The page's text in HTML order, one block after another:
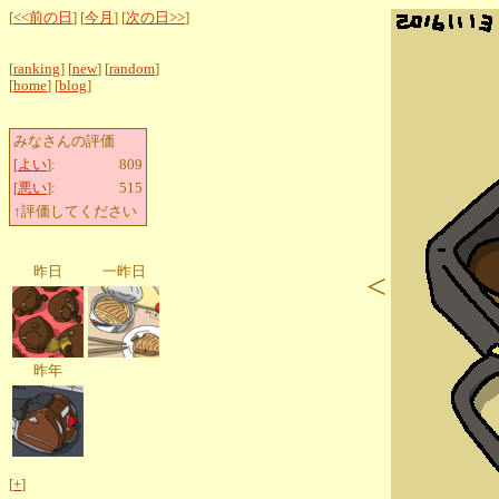
[<<前の日 ] [今月 ] [次の日>>]
[ranking] [new] [random]
[home] [blog]
みなさんの評価
[よい]:
809
[悪い]:
515
↑評価してください
昨日 一昨日
昨年
[+]
<